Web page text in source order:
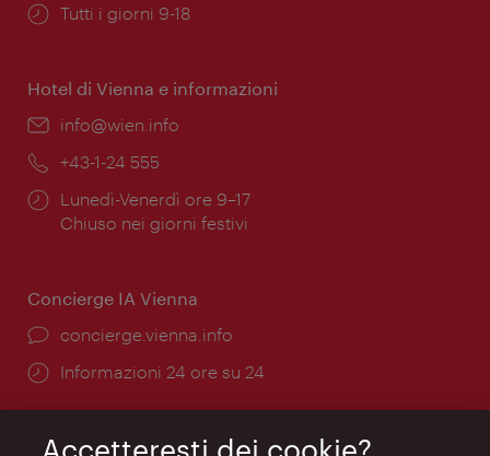
Orari
Tutti i giorni 9-18
Hotel di Vienna e informazioni
Email:
info@wien.info
Telefono:
+43-1-24 555
Orari
di
Lunedì-Venerdì ore 9–17
Chiuso nei giorni festivi
Concierge IA Vienna
Ort:
concierge.vienna.info
Öffnungszeiten:
Informazioni 24 ore su 24
Accetteresti dei cookie?